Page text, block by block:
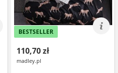
BESTSELLER
110,70 zł
madley.pl